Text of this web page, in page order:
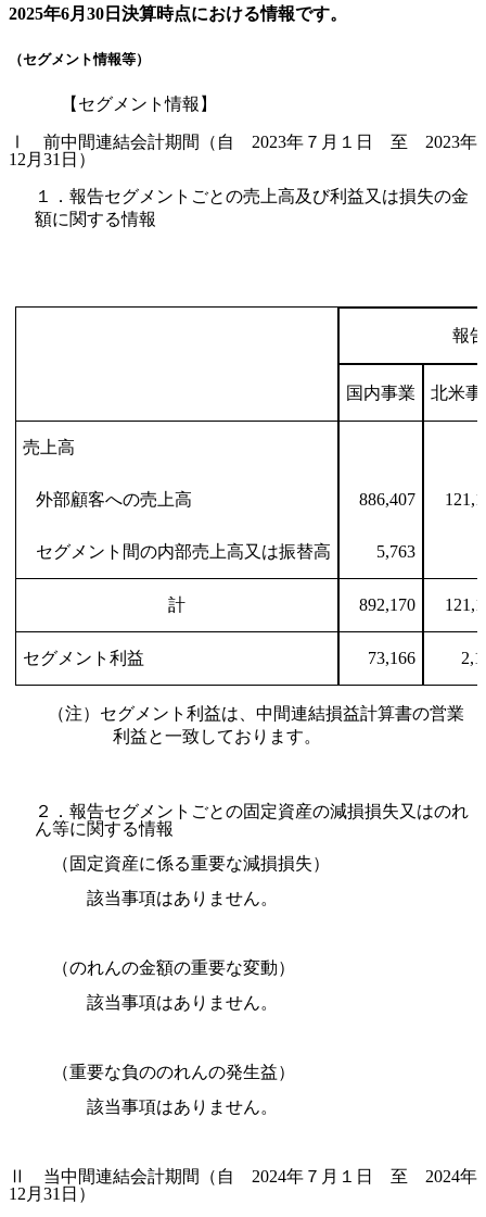
2025年6月30日決算時点における情報です。
（セグメント情報等）
【セグメント情報】
Ⅰ 前中間連結会計期間（自 2023年７月１日 至 2023年
12月31日）
１．報告セグメントごとの売上高及び利益又は損失の金
額に関する情報
報
国内事業 北米事
売上高
外部顧客への売上高 886,407
セグメント間の内部売上高又は振替高 5,763
計 892,170
セグメント利益 73,166
（注）セグメント利益は、中間連結損益計算書の営業
利益と一致しております。
２．報告セグメントごとの固定資産の減損損失又はのれ
ん等に関する情報
（固定資産に係る重要な減損損失）
該当事項はありません。
（のれんの金額の重要な変動）
該当事項はありません。
（重要な負ののれんの発生益）
該当事項はありません。
Ⅱ 当中間連結会計期間（自 2024年７月１日 至 2024年
12月31日）